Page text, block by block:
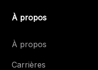
À propos
À propos
Carrières